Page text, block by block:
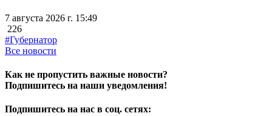
7 августа 2026 г. 15:49
226
#Губернатор
Все новости
Как не пропустить важные новости?
Подпишитесь на наши уведомления!
Подпишитесь на нас в соц. сетях: